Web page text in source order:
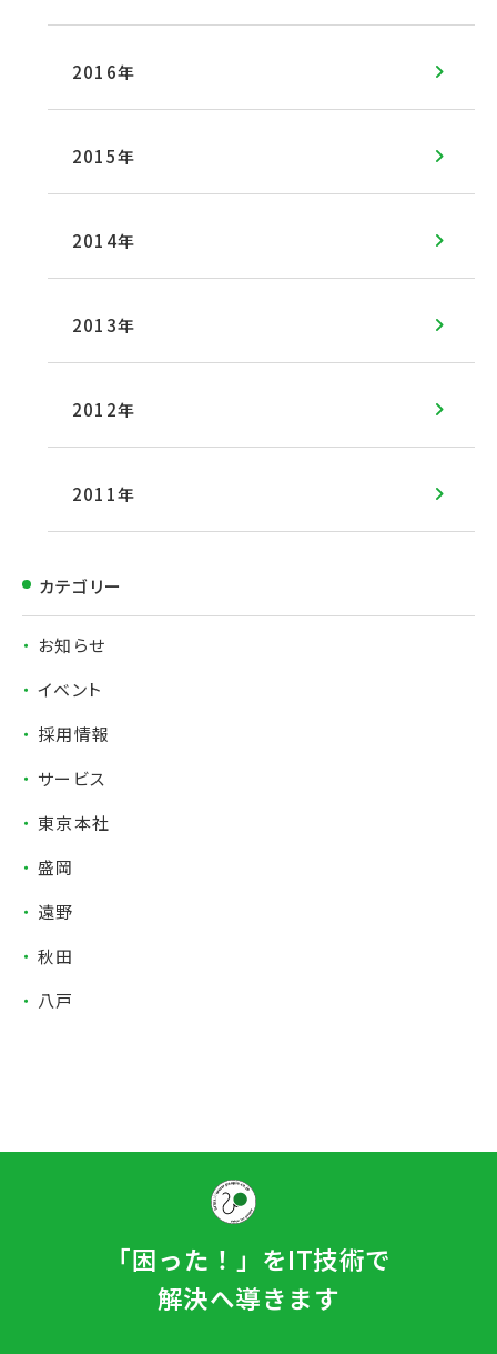
2016年
2015年
2014年
2013年
2012年
2011年
カテゴリー
お知らせ
イベント
採用情報
サービス
東京本社
盛岡
遠野
秋田
八戸
「困った！」をIT技術で
解決へ導きます